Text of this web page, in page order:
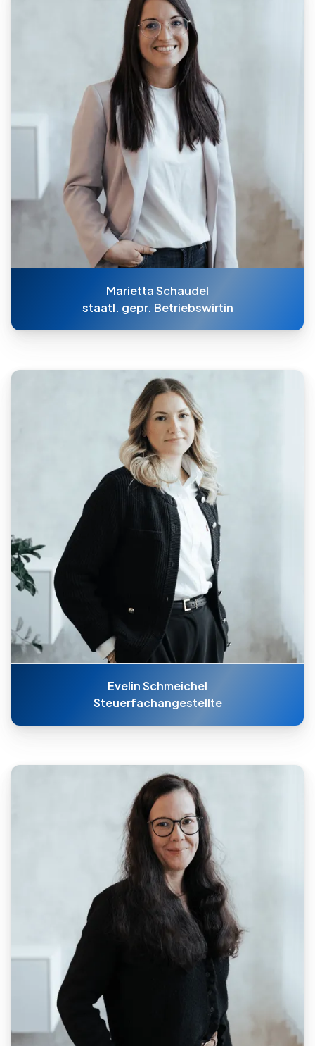
Marietta Schaudel
staatl. gepr. Betriebswirtin
Evelin Schmeichel
Steuerfachangestellte